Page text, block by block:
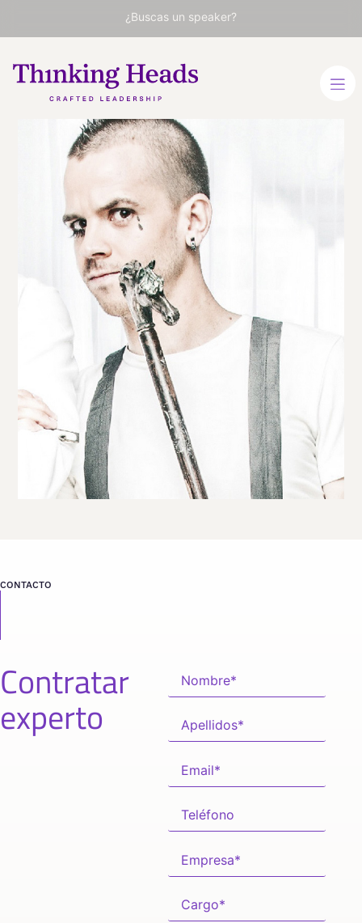
¿Buscas un speaker?
Muñoz
Chef de vanguardia,
propietario de DiverXo, con
tres estrellas Michelín
ESPAÑOL
VER PERFIL
Viaja
ESPAÑA
MADRID
CONTACTO
Contratar
experto